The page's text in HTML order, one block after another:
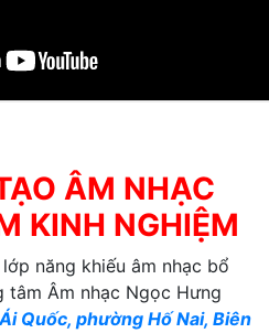
ÂM NHẠC
KINH NGHIỆM
năng khiếu âm nhạc bổ
tâm Âm nhạc Ngọc Hưng
Quốc, phường Hố Nai, Biên